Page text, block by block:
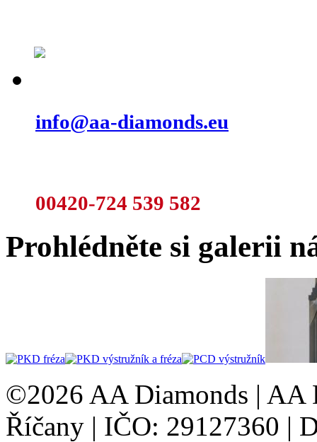
info@aa-diamonds.eu
00420-724 539 582
Prohlédněte si galerii
AdmirorGallery 4.5.0 , author/sVasiljevski &Kekeljevic
©2026 AA Diamonds | AA
Říčany | IČO: 29127360 |